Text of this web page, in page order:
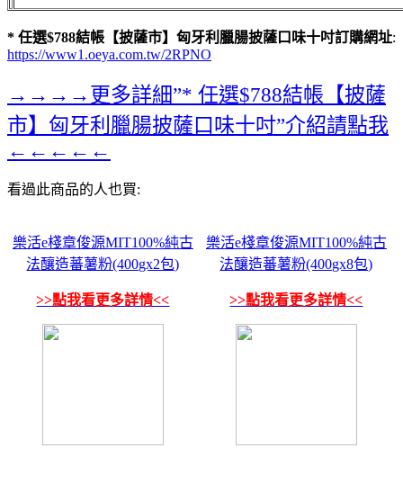
* 任選$788結帳【披薩市】匈牙利臘腸披薩口味十吋訂購網址:
https://www1.oeya.com.tw/2RPNO
→→→→更多詳細”* 任選$788結帳【披薩
市】匈牙利臘腸披薩口味十吋”介紹請點我
←←←←←
看過此商品的人也買:
樂活e棧章俊源MIT100%純古
法釀造蕃薯粉(400gx2包)
>>點我看更多詳情<<
樂活e棧章俊源MIT100%純古
法釀造蕃薯粉(400gx8包)
>>點我看更多詳情<<